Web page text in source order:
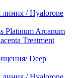
линия / Hyalorone
Platinum Arcanum
Treatment
Deep